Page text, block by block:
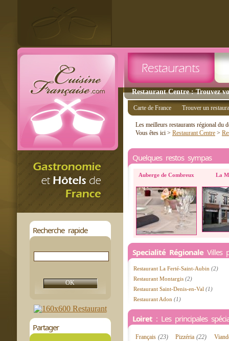
Restaurant Centre : Trouvez
Recherche rapide
Partager
Carte de France Trouver un
Les meilleurs restaurants régional du
Vous êtes ici > Restaurant Centre >
Quelques restos sympas
Auberge de Combreux La
Specialité Régionale Villes
Restaurant La Ferté-Saint-Aubin (2)
Restaurant Montargis (2)
Restaurant Saint-Denis-en-Val (1)
Restaurant Adon (1)
Loiret : Les principales
Français(23) Pizzéria(22)